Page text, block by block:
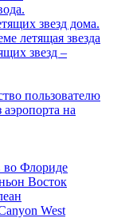
звезд дома.
летящая звезда
звезд –
пользователю
на
во Флориде
Восток
West